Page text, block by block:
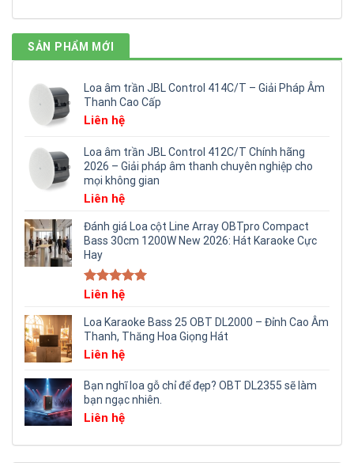
SẢN PHẨM MỚI
Loa âm trần JBL Control 414C/T – Giải Pháp Âm
Thanh Cao Cấp
Liên hệ
Loa âm trần JBL Control 412C/T Chính hãng
2026 – Giải pháp âm thanh chuyên nghiệp cho
mọi không gian
Liên hệ
Đánh giá Loa cột Line Array OBTpro Compact
Bass 30cm 1200W New 2026: Hát Karaoke Cực
Hay
Rated5.00
Liên hệ
Loa Karaoke Bass 25 OBT DL2000 – Đỉnh Cao Âm
Thanh, Thăng Hoa Giọng Hát
Liên hệ
Bạn nghĩ loa gỗ chỉ để đẹp? OBT DL2355 sẽ làm
bạn ngạc nhiên.
Liên hệ